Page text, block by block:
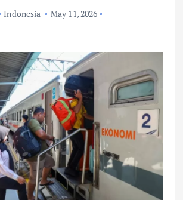
Indonesia
May 11, 2026